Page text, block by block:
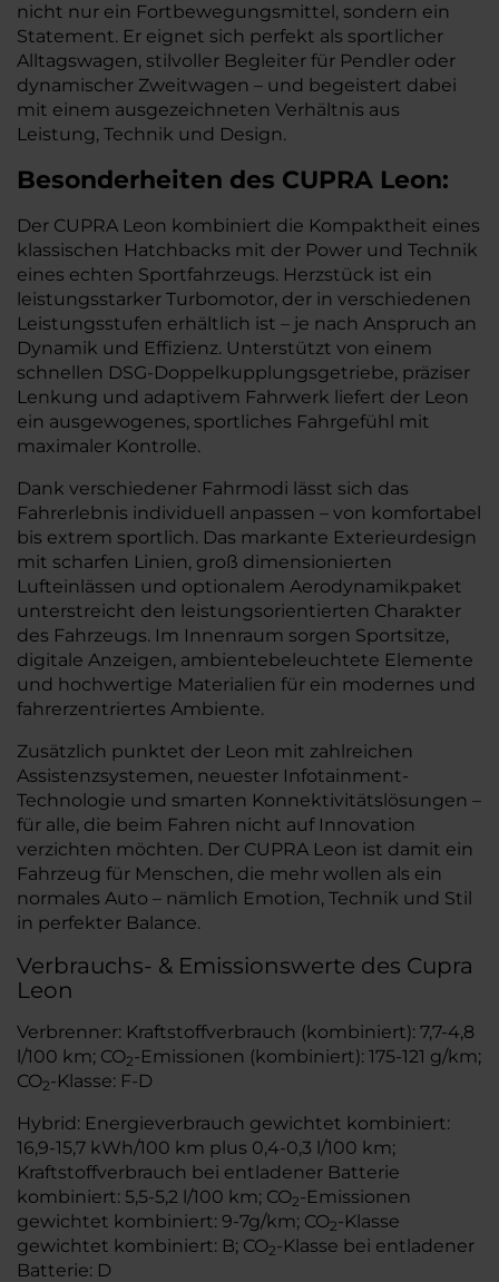
nicht nur ein Fortbewegungsmittel, sondern ein
Statement. Er eignet sich perfekt als sportlicher
Alltagswagen, stilvoller Begleiter für Pendler oder
dynamischer Zweitwagen – und begeistert dabei
mit einem ausgezeichneten Verhältnis aus
Leistung, Technik und Design.
Besonderheiten des CUPRA Leon:
Der CUPRA Leon kombiniert die Kompaktheit eines
klassischen Hatchbacks mit der Power und Technik
eines echten Sportfahrzeugs. Herzstück ist ein
leistungsstarker Turbomotor, der in verschiedenen
Leistungsstufen erhältlich ist – je nach Anspruch an
Dynamik und Effizienz. Unterstützt von einem
schnellen DSG-Doppelkupplungsgetriebe, präziser
Lenkung und adaptivem Fahrwerk liefert der Leon
ein ausgewogenes, sportliches Fahrgefühl mit
maximaler Kontrolle.
Dank verschiedener Fahrmodi lässt sich das
Fahrerlebnis individuell anpassen – von komfortabel
bis extrem sportlich. Das markante Exterieurdesign
mit scharfen Linien, groß dimensionierten
Lufteinlässen und optionalem Aerodynamikpaket
unterstreicht den leistungsorientierten Charakter
des Fahrzeugs. Im Innenraum sorgen Sportsitze,
digitale Anzeigen, ambientebeleuchtete Elemente
und hochwertige Materialien für ein modernes und
fahrerzentriertes Ambiente.
Zusätzlich punktet der Leon mit zahlreichen
Assistenzsystemen, neuester Infotainment-
Technologie und smarten Konnektivitätslösungen –
für alle, die beim Fahren nicht auf Innovation
verzichten möchten. Der CUPRA Leon ist damit ein
Fahrzeug für Menschen, die mehr wollen als ein
normales Auto – nämlich Emotion, Technik und Stil
in perfekter Balance.
Verbrauchs- & Emissionswerte des Cupra
Leon
Verbrenner: Kraftstoffverbrauch (kombiniert): 7,7-4,8
l/100 km; CO2-Emissionen (kombiniert): 175-121 g/km;
CO2-Klasse: F-D
Hybrid: Energieverbrauch gewichtet kombiniert:
16,9-15,7 kWh/100 km plus 0,4-0,3 l/100 km;
Kraftstoffverbrauch bei entladener Batterie
kombiniert: 5,5-5,2 l/100 km; CO2-Emissionen
gewichtet kombiniert: 9-7g/km; CO2-Klasse
gewichtet kombiniert: B; CO2-Klasse bei entladener
Batterie: D